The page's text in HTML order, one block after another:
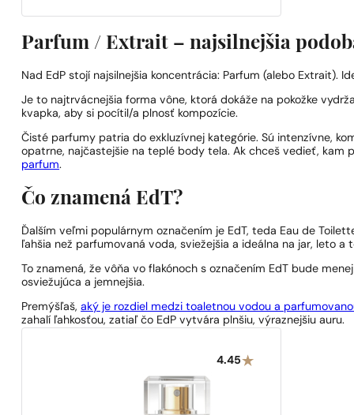
Parfum / Extrait – najsilnejšia
Nad EdP stojí najsilnejšia koncentrácia: Parfum (alebo Extrait).
Je to najtrvácnejšia forma vône, ktorá dokáže na pokožke
kvapka, aby si pocítil/a plnosť kompozície.
Čisté parfumy patria do exkluzívnej kategórie. Sú intenzívne,
opatrne, najčastejšie na teplé body tela. Ak chceš vedieť, kam
parfum.
Čo znamená EdT?
Ďalším veľmi populárnym označením je EdT, teda Eau de
ľahšia než parfumovaná voda, sviežejšia a ideálna na jar, leto a
To znamená, že vôňa vo flakónoch s označením EdT bude
osviežujúca a jemnejšia.
Premýšľaš,aký je rozdiel medzi toaletnou vodou a
zahalí ľahkosťou, zatiaľ čo EdP vytvára plnšiu, výraznejšiu auru.
4.45